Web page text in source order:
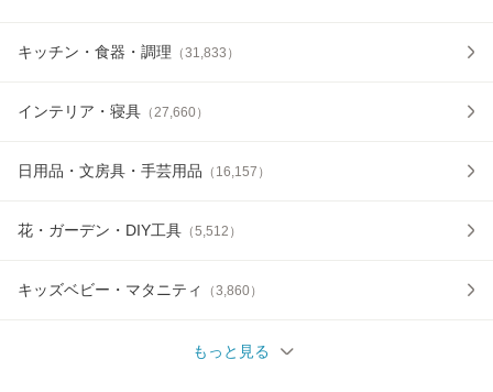
キッチン・食器・調理 （31,833 ）
インテリア・寝具 （ 27,660）
日用品・文房具・手芸用品 （ 16,157 ）
花・ガーデン・DIY工具 （5,512 ）
キッズベビー・マタニティ （3,860）
もっと見る